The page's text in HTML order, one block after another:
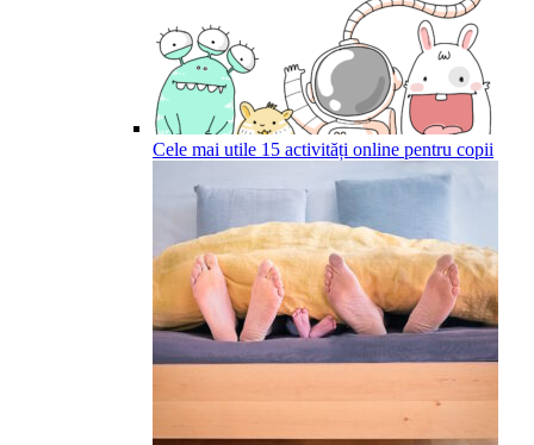
Cele mai utile 15 activități online pentru copii